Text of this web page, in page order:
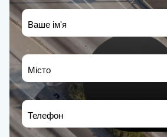
Ваше ім'я
Місто
Телефон